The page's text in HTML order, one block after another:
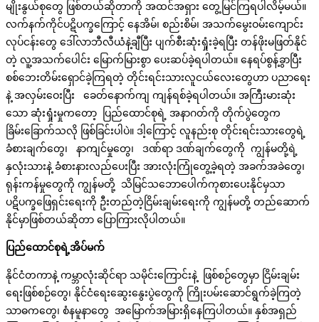
မျိုးနွယ်စုတွေ ဖြစ်တယ်ဆိုတာကို အထင်အရှား တွေ့မြင်ကြရပါလိမ့်မယ်။
လက်နက်ကိုင်ပဋိပက္ခကြောင့် နေအိမ်၊ စည်းစိမ်၊ အသက်မွေးဝမ်းကျောင်း
လုပ်ငန်းတွေ ဒေါ်လာဘီလီယံနဲ့ချီပြီး ပျက်စီးဆုံးရှုံးခဲ့ရပြီး တန်ဖိုးမဖြတ်နိုင်
တဲ့ လူ့အသက်ပေါင်း မြောက်မြားစွာ ပေးဆပ်ခဲ့ရပါတယ်။ နေရပ်စွန့်ခွာပြီး
စစ်ဘေးတိမ်းရှောင်ခဲ့ကြရတဲ့ တိုင်းရင်းသားလူငယ်လေးတွေဟာ ပညာရေး
နဲ့ အလှမ်းဝေးပြီး ခေတ်နောက်ကျ ကျန်ရစ်ခဲ့ရပါတယ်။ အကြီးမားဆုံး
သော ဆုံးရှုံးမှုကတော့ ပြည်ထောင်စုရဲ့ အနာဂတ်ကို တိုက်ပွဲတွေက
ခြိမ်းခြောက်သလို ဖြစ်ခြင်းပါပဲ။ ဒါ့ကြောင့် လူနည်းစု တိုင်းရင်းသားတွေရဲ့
ခံစားချက်တွေ၊ နာကျင်မှုတွေ၊ ဒဏ်ရာ ဒဏ်ချက်တွေကို ကျွန်မတို့ရဲ့
နှလုံးသားနဲ့ ခံစားနားလည်ပေးပြီး အားလုံးကြုံတွေ့ခဲ့ရတဲ့ အခက်အခဲတွေ၊
ရုန်းကန်မှုတွေကို ကျွန်မတို့ သိမြင်သဘောပေါက်ကုစားပေးနိုင်မှသာ
ပဋိပက္ခဖြေရှင်းရေးကို ဦးတည်တဲ့ငြိမ်းချမ်းရေးကို ကျွန်မတို့ တည်ဆောက်
နိုင်မှာဖြစ်တယ်ဆိုတာ ပြောကြားလိုပါတယ်။
ပြည်ထောင်စုရဲ့အိပ်မက်
နိုင်ငံတကာနဲ့ ကမ္ဘာလုံးဆိုင်ရာ သမိုင်းကြောင်းနဲ့ ဖြစ်စဉ်တွေမှာ ငြိမ်းချမ်း
ရေးဖြစ်စဉ်တွေ၊ နိုင်ငံရေးဆွေးနွေးပွဲတွေကို ကြိုးပမ်းဆောင်ရွက်ခဲ့ကြတဲ့
သာဓကတွေ၊ စံနမူနာတွေ အမြောက်အမြားရှိနေကြပါတယ်။ နှစ်အရှည်